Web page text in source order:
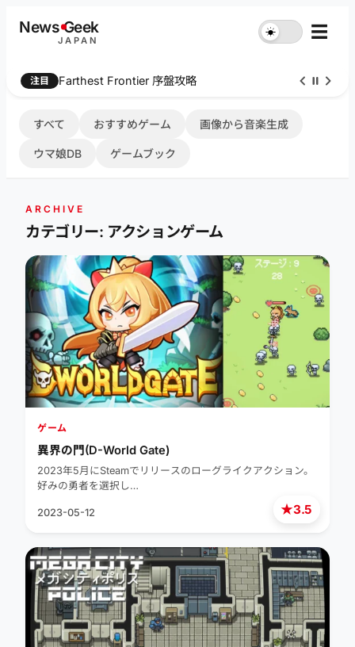
NewsGeek
JAPAN
☀︎ ☰
注目 Farthest Frontier 序盤攻略
すべて おすすめゲーム 画像から音楽生成
ウマ娘DB ゲームブック
ARCHIVE
カテゴリー: アクションゲーム
★3.5
ゲーム
異界の門(D-World Gate)
2023年5月にSteamでリリースのローグライクアクション。
好みの勇者を選択し…
2023-05-12